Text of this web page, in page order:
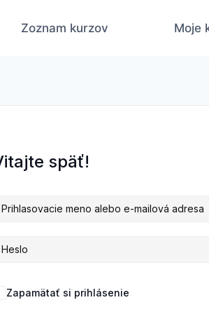
Zoznam kurzov Moje
späť!
Zapamätať si prihlásenie